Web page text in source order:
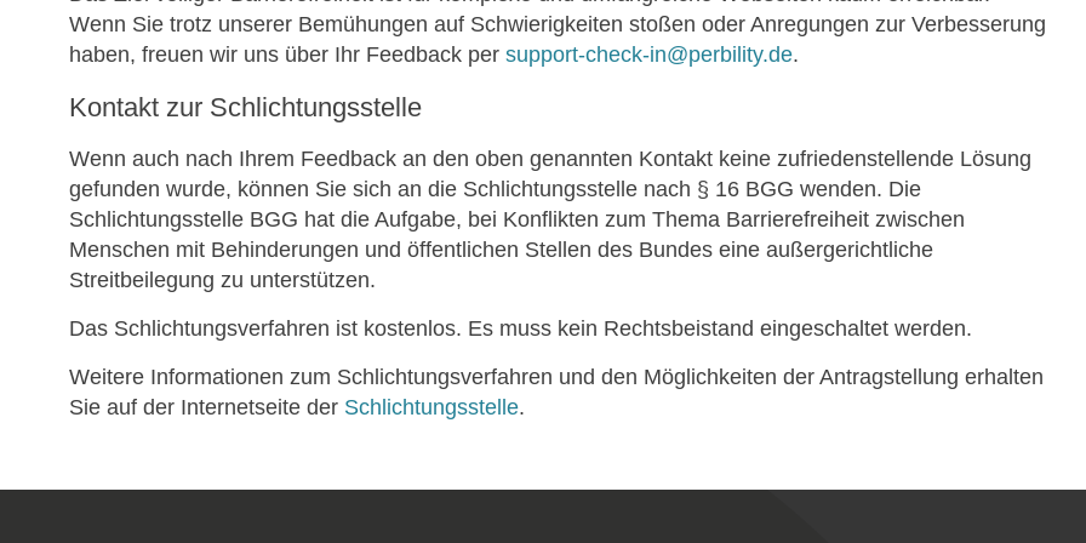
Wenn Sie trotz unserer Bemühungen auf Schwierigkeiten stoßen oder Anregungen zur Verbesserung
haben, freuen wir uns über Ihr Feedback per support-check-in@perbility.de.
Kontakt zur Schlichtungsstelle
Wenn auch nach Ihrem Feedback an den oben genannten Kontakt keine zufriedenstellende Lösung
gefunden wurde, können Sie sich an die Schlichtungsstelle nach § 16 BGG wenden. Die
Schlichtungsstelle BGG hat die Aufgabe, bei Konflikten zum Thema Barrierefreiheit zwischen
Menschen mit Behinderungen und öffentlichen Stellen des Bundes eine außergerichtliche
Streitbeilegung zu unterstützen.
Das Schlichtungsverfahren ist kostenlos. Es muss kein Rechtsbeistand eingeschaltet werden.
Weitere Informationen zum Schlichtungsverfahren und den Möglichkeiten der Antragstellung erhalten
Sie auf der Internetseite der Schlichtungsstelle.